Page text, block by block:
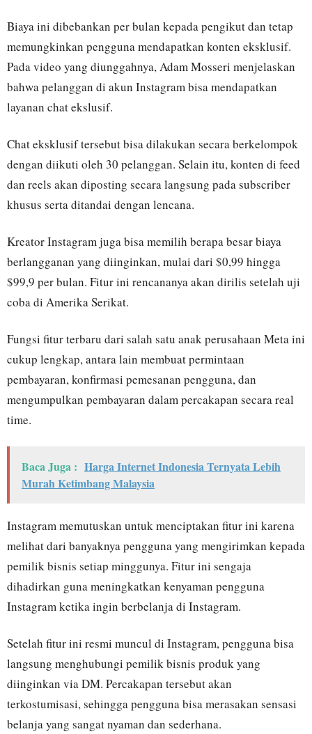
Biaya ini dibebankan per bulan kepada pengikut dan tetap
memungkinkan pengguna mendapatkan konten eksklusif.
Pada video yang diunggahnya, Adam Mosseri menjelaskan
bahwa pelanggan di akun Instagram bisa mendapatkan
layanan chat ekslusif.
Chat eksklusif tersebut bisa dilakukan secara berkelompok
dengan diikuti oleh 30 pelanggan. Selain itu, konten di feed
dan reels akan diposting secara langsung pada subscriber
khusus serta ditandai dengan lencana.
Kreator Instagram juga bisa memilih berapa besar biaya
berlangganan yang diinginkan, mulai dari $0,99 hingga
$99,9 per bulan. Fitur ini rencananya akan dirilis setelah uji
coba di Amerika Serikat.
Fungsi fitur terbaru dari salah satu anak perusahaan Meta ini
cukup lengkap, antara lain membuat permintaan
pembayaran, konfirmasi pemesanan pengguna, dan
mengumpulkan pembayaran dalam percakapan secara real
time.
Baca Juga : Harga Internet Indonesia Ternyata Lebih
Murah Ketimbang Malaysia
Instagram memutuskan untuk menciptakan fitur ini karena
melihat dari banyaknya pengguna yang mengirimkan kepada
pemilik bisnis setiap minggunya. Fitur ini sengaja
dihadirkan guna meningkatkan kenyaman pengguna
Instagram ketika ingin berbelanja di Instagram.
Setelah fitur ini resmi muncul di Instagram, pengguna bisa
langsung menghubungi pemilik bisnis produk yang
diinginkan via DM. Percakapan tersebut akan
terkostumisasi, sehingga pengguna bisa merasakan sensasi
belanja yang sangat nyaman dan sederhana.